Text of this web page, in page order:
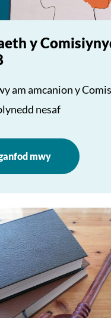
y
am amcanion y
nesaf
mwy